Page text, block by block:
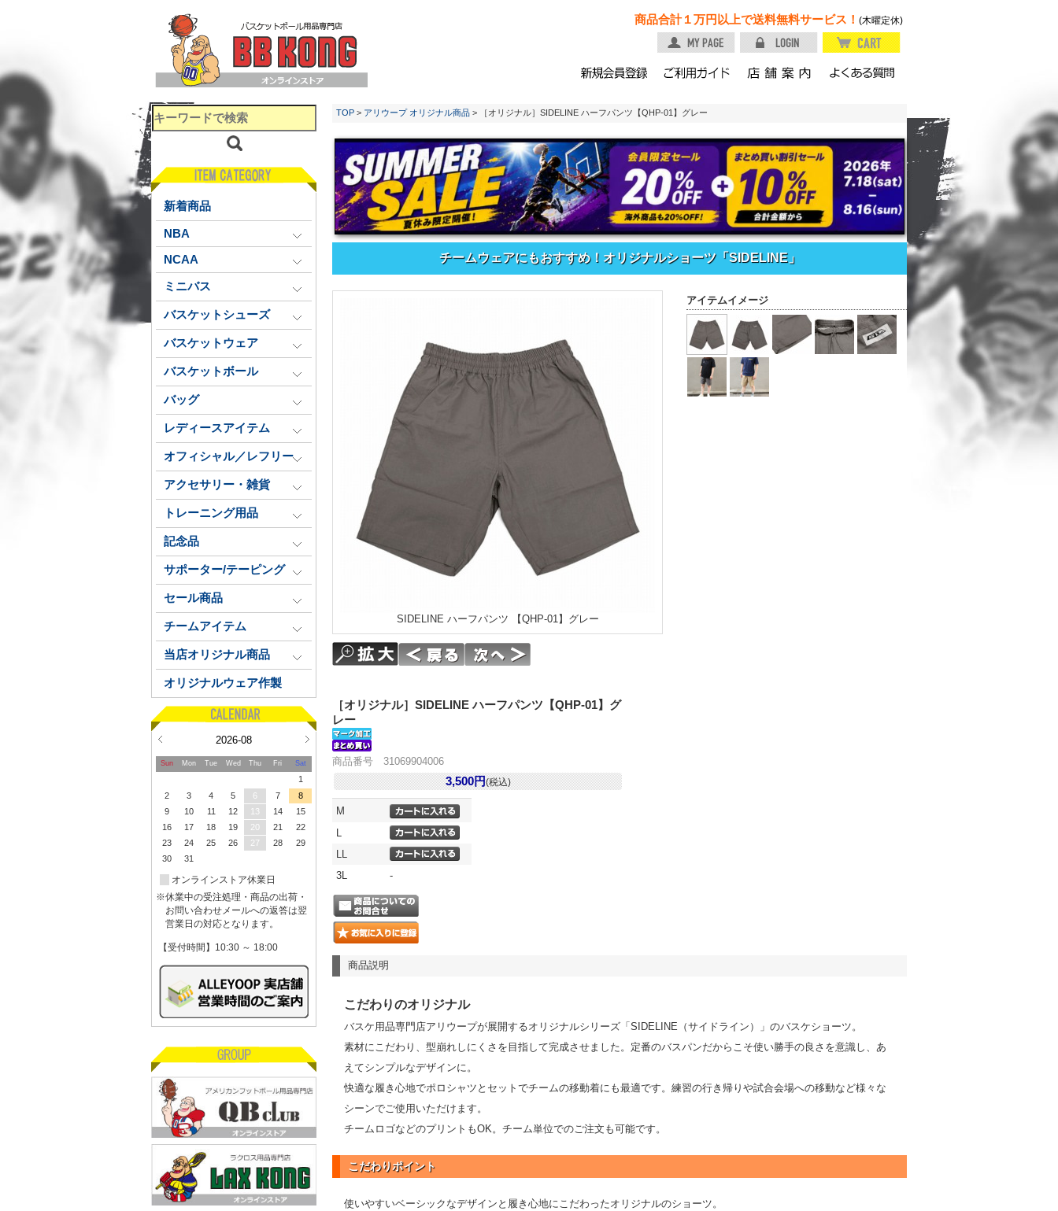
商品合計１万円以上で送料無料サービス！ (木曜定休)
新着商品
NBA
NCAA
ミニバス
バスケットシューズ
バスケットウェア
バスケットボール
バッグ
レディースアイテム
オフィシャル／レフリー
アクセサリー・雑貨
トレーニング用品
記念品
サポーター/テーピング
セール商品
チームアイテム
当店オリジナル商品
オリジナルウェア作製
2026-08
Sun Mon Tue Wed Thu Fri Sat
1
2
3 4 5 6 7
8
9
10 11 12 13 14
15
16
17 18 19 20 21
22
23
24 25 26 27 28
29
30
31
オンラインストア休業日
※休業中の受注処理・商品の出荷・
お問い合わせメールへの返答は翌
営業日の対応となります。
【受付時間】10:30 ～ 18:00
TOP > アリウープ オリジナル商品 > ［オリジナル］SIDELINE ハーフパンツ【QHP-01】グレー
チームウェアにもおすすめ！オリジナルショーツ「SIDELINE」
アイテムイメージ
SIDELINE ハーフパンツ 【QHP-01】グレー
［オリジナル］SIDELINE ハーフパンツ【QHP-01】グ
レー
商品番号 31069904006
3,500円(税込)
M
L
LL
3L
-
商品説明
こだわりのオリジナル
バスケ用品専門店アリウープが展開するオリジナルシリーズ「SIDELINE（サイドライン）」のバスケショーツ。
素材にこだわり、型崩れしにくさを目指して完成させました。定番のバスパンだからこそ使い勝手の良さを意識し、あ
えてシンプルなデザインに。
快適な履き心地でポロシャツとセットでチームの移動着にも最適です。練習の行き帰りや試合会場への移動など様々な
シーンでご使用いただけます。
チームロゴなどのプリントもOK。チーム単位でのご注文も可能です。
こだわりポイント
使いやすいベーシックなデザインと履き心地にこだわったオリジナルのショーツ。